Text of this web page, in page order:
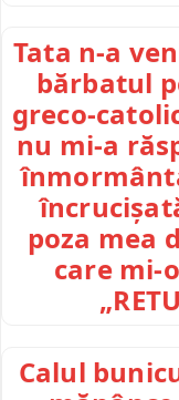
Tata n-a
bărbatul
greco-
nu mi-a
poza mea
care mi-
Calul